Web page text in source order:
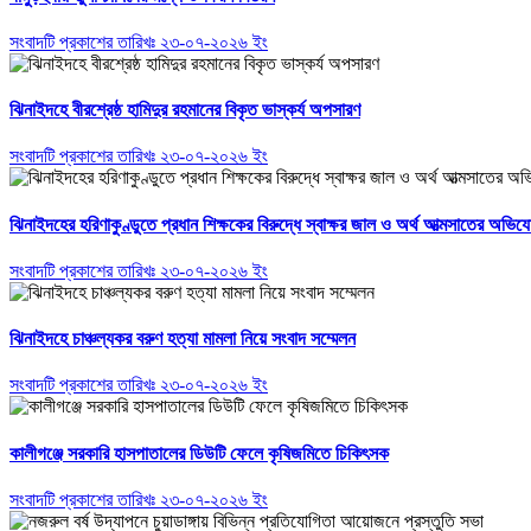
সংবাদটি প্রকাশের তারিখঃ ২৩-০৭-২০২৬ ইং
ঝিনাইদহে বীরশ্রেষ্ঠ হামিদুর রহমানের বিকৃত ভাস্কর্য অপসারণ
সংবাদটি প্রকাশের তারিখঃ ২৩-০৭-২০২৬ ইং
ঝিনাইদহের হরিণাকুণ্ডুতে প্রধান শিক্ষকের বিরুদ্ধে স্বাক্ষর জাল ও অর্থ আত্মসাতের
সংবাদটি প্রকাশের তারিখঃ ২৩-০৭-২০২৬ ইং
ঝিনাইদহে চাঞ্চল্যকর বরুণ হত্যা মামলা নিয়ে সংবাদ সম্মেলন
সংবাদটি প্রকাশের তারিখঃ ২৩-০৭-২০২৬ ইং
কালীগঞ্জে সরকারি হাসপাতালের ডিউটি ফেলে কৃষিজমিতে চিকিৎসক
সংবাদটি প্রকাশের তারিখঃ ২৩-০৭-২০২৬ ইং